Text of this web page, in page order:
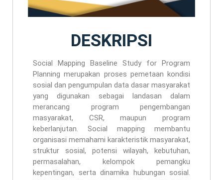
DESKRIPSI
Social Mapping Baseline Study for Program
Planning merupakan proses pemetaan kondisi
sosial dan pengumpulan data dasar masyarakat
yang digunakan sebagai landasan dalam
merancang program pengembangan
masyarakat, CSR, maupun program
keberlanjutan. Social mapping membantu
organisasi memahami karakteristik masyarakat,
struktur sosial, potensi wilayah, kebutuhan,
permasalahan, kelompok pemangku
kepentingan, serta dinamika hubungan sosial.